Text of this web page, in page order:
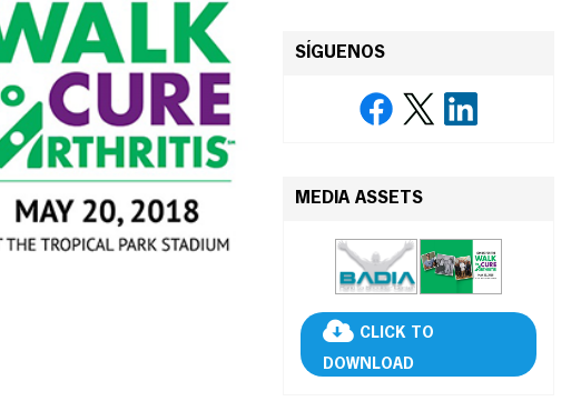
SÍGUENOS
MEDIA ASSETS
CLICK TO
DOWNLOAD